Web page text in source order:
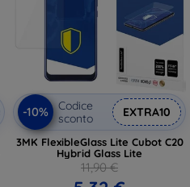
-10%
Codice
sconto
EXTRA10
3MK FlexibleGlass Lite Cubot C20
Hybrid Glass Lite
11,90 €